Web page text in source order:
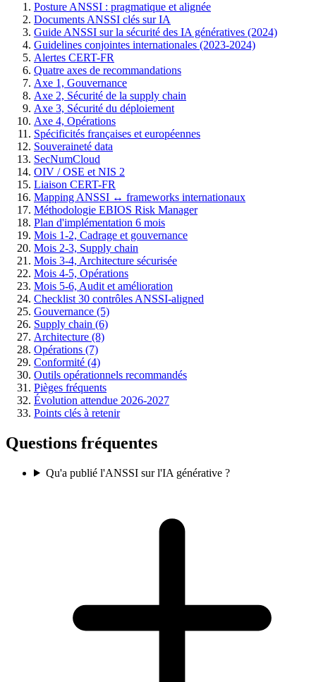
Posture ANSSI : pragmatique et alignée
Documents ANSSI clés sur IA
Guide ANSSI sur la sécurité des IA génératives (2024)
Guidelines conjointes internationales (2023-2024)
Alertes CERT-FR
Quatre axes de recommandations
Axe 1, Gouvernance
Axe 2, Sécurité de la supply chain
Axe 3, Sécurité du déploiement
Axe 4, Opérations
Spécificités françaises et européennes
Souveraineté data
SecNumCloud
OIV / OSE et NIS 2
Liaison CERT-FR
Mapping ANSSI ↔ frameworks internationaux
Méthodologie EBIOS Risk Manager
Plan d'implémentation 6 mois
Mois 1-2, Cadrage et gouvernance
Mois 2-3, Supply chain
Mois 3-4, Architecture sécurisée
Mois 4-5, Opérations
Mois 5-6, Audit et amélioration
Checklist 30 contrôles ANSSI-aligned
Gouvernance (5)
Supply chain (6)
Architecture (8)
Opérations (7)
Conformité (4)
Outils opérationnels recommandés
Pièges fréquents
Évolution attendue 2026-2027
Points clés à retenir
Questions fréquentes
Qu'a publié l'ANSSI sur l'IA générative ?